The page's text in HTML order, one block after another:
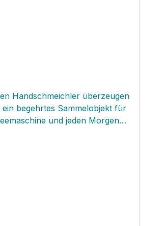
Handschmeichler überzeugen
begehrtes Sammelobjekt für
und jeden Morgen